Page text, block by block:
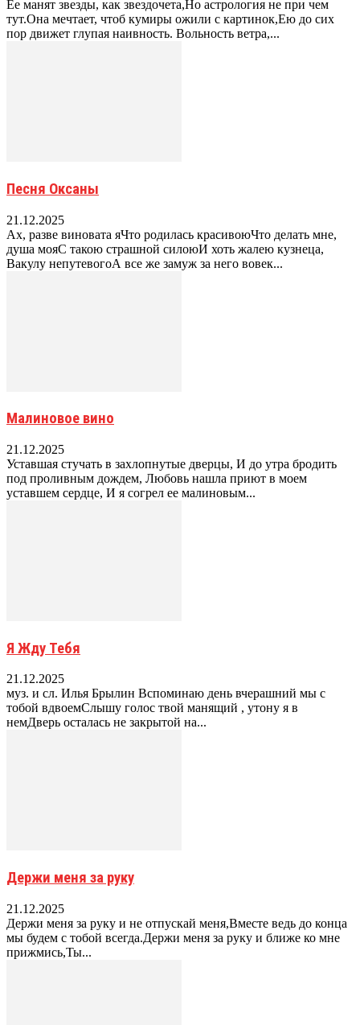
Ее манят звезды, как звездочета,Но астрология не при чем
тут.Она мечтает, чтоб кумиры ожили с картинок,Ею до сих
пор движет глупая наивность. Вольность ветра,...
Песня Оксаны
21.12.2025
Ах, разве виновата яЧто родилась красивоюЧто делать мне,
душа мояС такою страшной силоюИ хоть жалею кузнеца,
Вакулу непутевогоА все же замуж за него вовек...
Малиновое вино
21.12.2025
Уставшая стучать в захлопнутые дверцы, И до утра бродить
под проливным дождем, Любовь нашла приют в моем
уставшем сердце, И я согрел ее малиновым...
Я Жду Тебя
21.12.2025
муз. и сл. Илья Брылин Вспоминаю день вчерашний мы с
тобой вдвоемСлышу голос твой манящий , утону я в
немДверь осталась не закрытой на...
Держи меня за руку
21.12.2025
Держи меня за руку и не отпускай меня,Вместе ведь до конца
мы будем с тобой всегда.Держи меня за руку и ближе ко мне
прижмись,Ты...